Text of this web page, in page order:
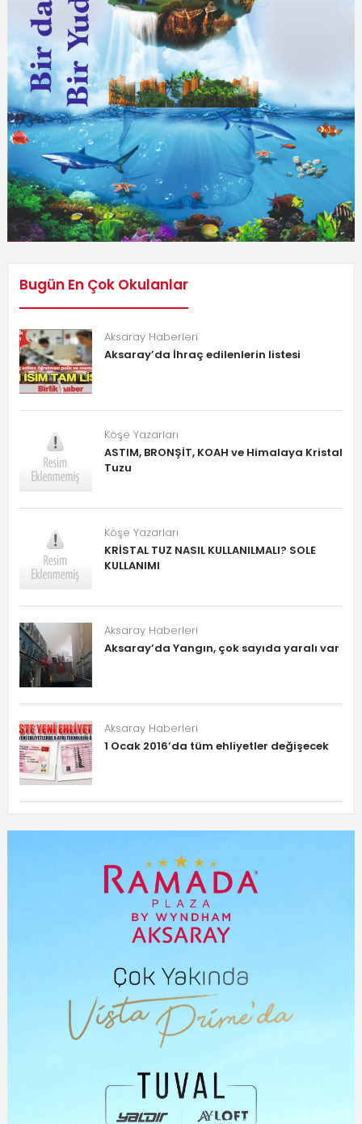
Bugün En Çok Okulanlar
Aksaray Haberleri
Aksaray’da İhraç edilenlerin listesi
Köşe Yazarları
ASTIM, BRONŞİT, KOAH ve Himalaya Kristal
Tuzu
Köşe Yazarları
KRİSTAL TUZ NASIL KULLANILMALI? SOLE
KULLANIMI
Aksaray Haberleri
Aksaray’da Yangın, çok sayıda yaralı var
Aksaray Haberleri
1 Ocak 2016’da tüm ehliyetler değişecek